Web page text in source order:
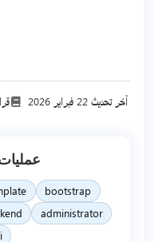
آخر تحديث 22 فبراير 2026
bootstrap
administrator